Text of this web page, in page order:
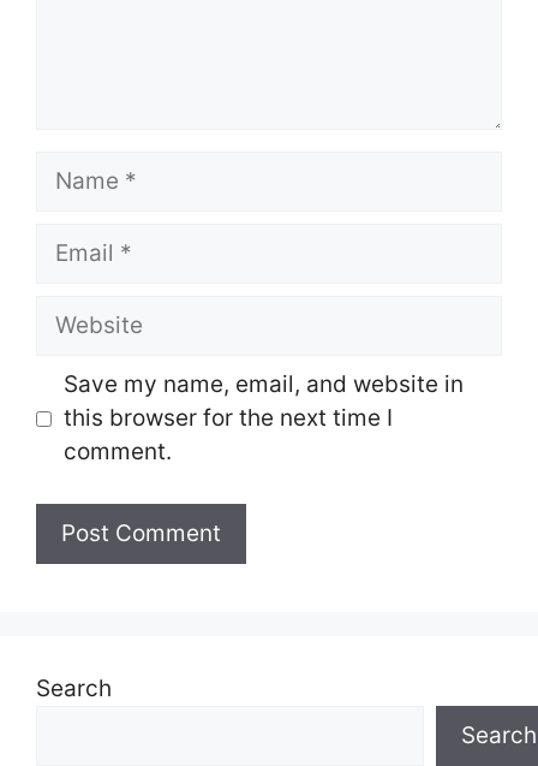
Name
Email
Website
Save my name, email, and website in
this browser for the next time I
comment.
Search
Search